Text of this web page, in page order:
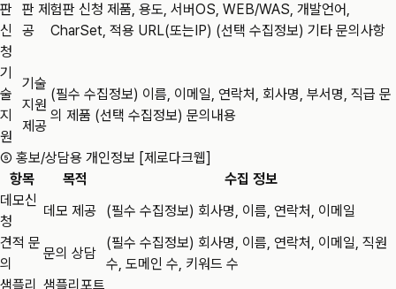
판
신
청
판 제
공
험판 신청 제품, 용도, 서버OS, WEB/WAS, 개발언어,
CharSet, 적용 URL(또는IP) (선택 수집정보) 기타 문의사항
기
술
지
원
기술
지원
제공
(필수 수집정보) 이름, 이메일, 연락처, 회사명, 부서명, 직급 문
의 제품 (선택 수집정보) 문의내용
⑤ 홍보/상담용 개인정보 [제로다크웹]
항목
목적
수집 정보
데모신
청
데모 제공
(필수 수집정보) 회사명, 이름, 연락처, 이메일
견적 문
의
문의 상담
(필수 수집정보) 회사명, 이름, 연락처, 이메일, 직원
수, 도메인 수, 키워드 수
샘플리
샘플리포트